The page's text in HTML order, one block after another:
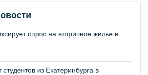
спрос на вторичное жилье в
из Екатеринбурга в